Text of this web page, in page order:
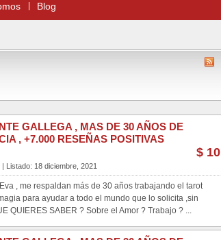
Blog
GALLEGA , MAS DE 30 AÑOS DE
, +7.000 RESEÑAS POSITIVAS
$ 10
| Listado: 18 diciembre, 2021
, me respaldan más de 30 años trabajando el tarot
para ayudar a todo el mundo que lo solicita ,sin
QUIERES SABER ? Sobre el Amor ? Trabajo ? ...